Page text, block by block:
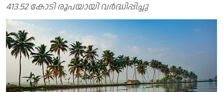
413.52 കോടി രൂപയായി വർദ്ധിപ്പിച്ചു